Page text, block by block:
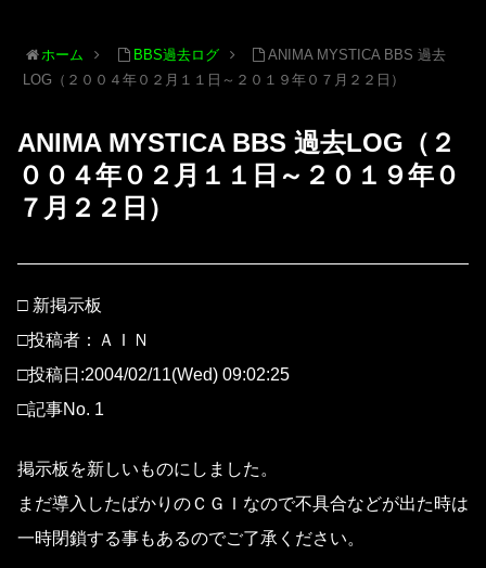
ホーム BBS過去ログ
ANIMA MYSTICA BBS 過去
LOG（２００４年０２月１１日～２０１９年０７月２２日）
ANIMA MYSTICA BBS 過去LOG（２
００４年０２月１１日～２０１９年０
７月２２日）
□ 新掲示板
□投稿者：ＡＩＮ
□投稿日:2004/02/11(Wed) 09:02:25
□記事No. 1
掲示板を新しいものにしました。
まだ導入したばかりのＣＧＩなので不具合などが出た時は
一時閉鎖する事もあるのでご了承ください。